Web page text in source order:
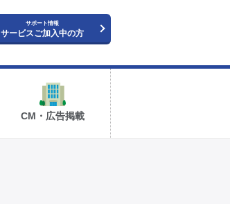
サポート情報
サービスご加入中の方
CM・広告掲載